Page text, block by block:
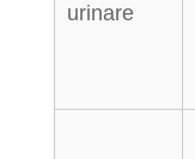
urinare